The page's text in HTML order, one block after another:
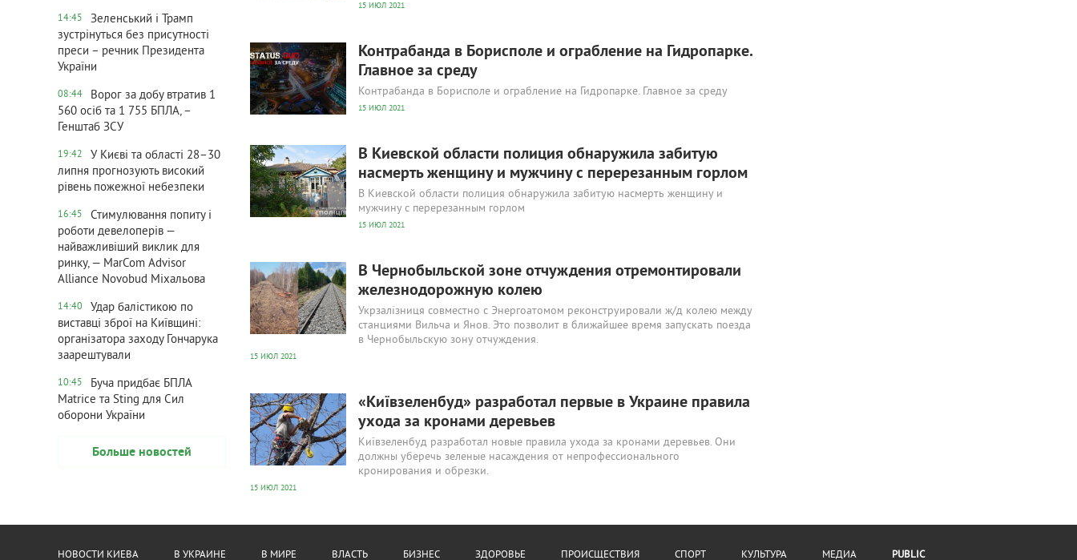
14:45
Зеленський і Трамп
зустрінуться без присутності
преси – речник Президента
України
08:44
Ворог за добу втратив 1
560 осіб та 1 755 БПЛА, –
Генштаб ЗСУ
19:42
У Києві та області 28–30
липня прогнозують високий
рівень пожежної небезпеки
16:45
Стимулювання попиту і
роботи девелоперів —
найважливіший виклик для
ринку, — MarCom Advisor
Alliance Novobud Міхальова
14:40
Удар балістикою по
виставці зброї на Київщині:
організатора заходу Гончарука
заарештували
10:45
Буча придбає БПЛА
Matrice та Sting для Сил
оборони України
Больше новостей
15 ИЮЛ 2021
Контрабанда в Борисполе и ограбление на Гидропарке.
Главное за среду
Контрабанда в Борисполе и ограбление на Гидропарке. Главное за среду
15 ИЮЛ 2021
В Киевской области полиция обнаружила забитую
насмерть женщину и мужчину с перерезанным горлом
В Киевской области полиция обнаружила забитую насмерть женщину и
мужчину с перерезанным горлом
15 ИЮЛ 2021
В Чернобыльской зоне отчуждения отремонтировали
железнодорожную колею
Укрзалізниця совместно с Энергоатомом реконструировали ж/д колею между
станциями Вильча и Янов. Это позволит в ближайшее время запускать поезда
в Чернобыльскую зону отчуждения.
15 ИЮЛ 2021
«Київзеленбуд» разработал первые в Украине правила
ухода за кронами деревьев
Київзеленбуд разработал новые правила ухода за кронами деревьев. Они
должны уберечь зеленые насаждения от непрофессионального
кронирования и обрезки.
15 ИЮЛ 2021
НОВОСТИ КИЕВА В УКРАИНЕ В МИРЕ ВЛАСТЬ БИЗНЕС ЗДОРОВЬЕ ПРОИСЩЕСТВИЯ СПОРТ КУЛЬТУРА МЕДИА PUBLIC